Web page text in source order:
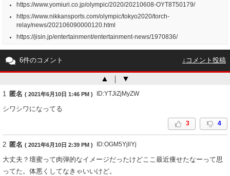
https://www.yomiuri.co.jp/olympic/2020/20210608-OYT8T50179/
https://www.nikkansports.com/olympic/tokyo2020/torch-
relay/news/202106090000120.html
https://jisin.jp/entertainment/entertainment-news/1970836/
6件のコメント ↓コメント投稿
▲ ｜ ▼
1 匿名 ( 2021年6月10日 1:46 PM ) ID:YTJiZjMyZW
シワシワになってる
3 4
2 匿名 ( 2021年6月10日 2:39 PM ) ID:OGM5YjllYj
大丈夫？壇蜜って肉弾的なイメージだったけどここ最近痩せたなーって思
ってた。体悪くしてなきゃいいけど。